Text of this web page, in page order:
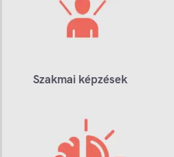
Szakmai képzések